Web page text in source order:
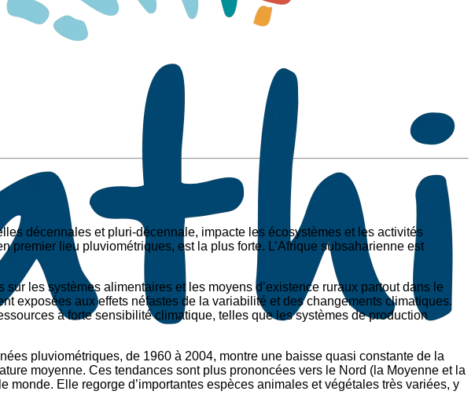
décennales et pluri-décennale, impacte les écosystèmes et les activités
lieu pluviométriques, est la plus forte. L’Afrique subsaharienne est
les systèmes alimentaires et les moyens d’existence ruraux partout dans le
exposées aux effets néfastes de la variabilité et des changements climatiques.
à forte sensibilité climatique, telles que les systèmes de production
pluviométriques, de 1960 à 2004, montre une baisse quasi constante de la
moyenne. Ces tendances sont plus prononcées vers le Nord (la Moyenne et la
Elle regorge d’importantes espèces animales et végétales très variées, y